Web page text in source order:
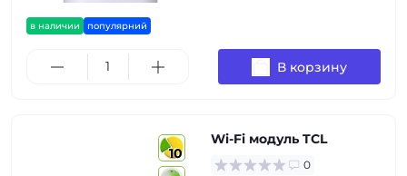
в наличии популярний
В корзину
10
Wi-Fi модуль TCL
0